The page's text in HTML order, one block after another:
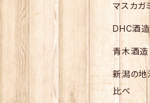
マスカガ
DHC酒造
青木酒造
新潟の地
比べ